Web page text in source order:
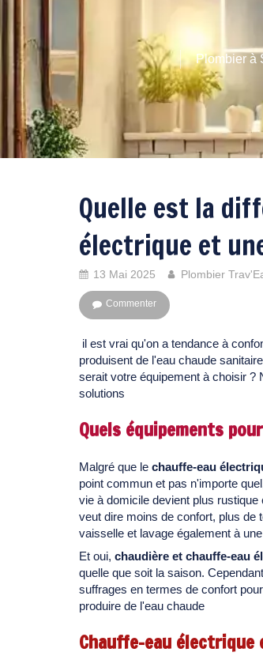
Plombier à
Quelle est la
électrique et
13 Mai 2025 Plombier
Commenter
il est vrai qu'on a tendance à
produisent de l'eau chaude
serait votre équipement à choisir ?
solutions
Quels équipements
Malgré que le chauffe-eau
point commun et pas n'importe
vie à domicile devient plus
veut dire moins de confort, plus de
vaisselle et lavage également à
Et oui, chaudière et chauffe-eau
quelle que soit la saison.
suffrages en termes de confort
produire de l'eau chaude
Chauffe-eau